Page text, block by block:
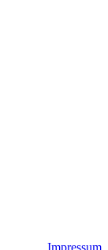
Impressum